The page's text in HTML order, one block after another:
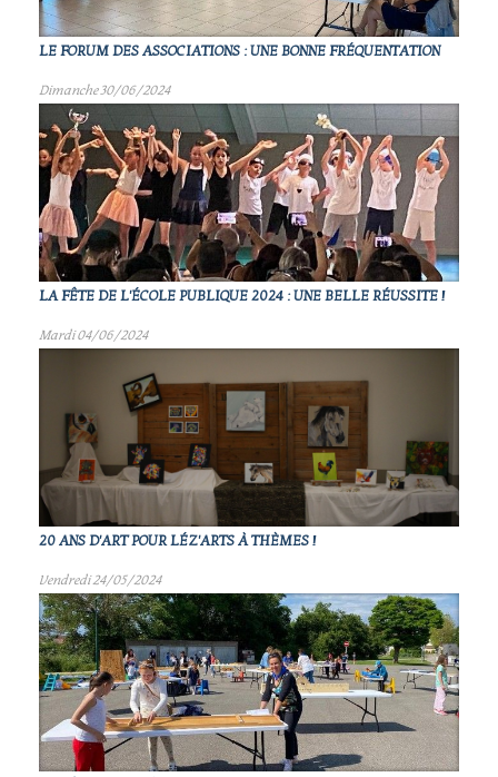
LE FORUM DES ASSOCIATIONS : UNE BONNE FRÉQUENTATION
Dimanche 30/06/2024
LA FÊTE DE L'ÉCOLE PUBLIQUE 2024 : UNE BELLE RÉUSSITE !
Mardi 04/06/2024
20 ANS D'ART POUR LÉZ'ARTS À THÈMES !
Vendredi 24/05/2024